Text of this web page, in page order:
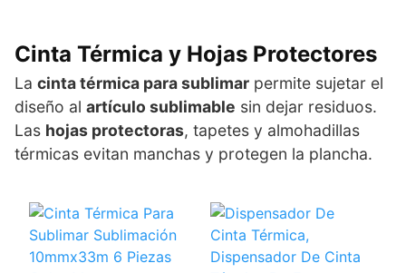
Cinta Térmica y Hojas Protectores
La cinta térmica para sublimar permite sujetar el
diseño al artículo sublimable sin dejar residuos.
Las hojas protectoras, tapetes y almohadillas
térmicas evitan manchas y protegen la plancha.